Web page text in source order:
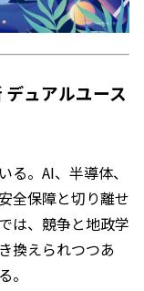
デュアルユース
。AI、半導体、
全保障と切り離せ
は、競争と地政学
換えられつつあ
。